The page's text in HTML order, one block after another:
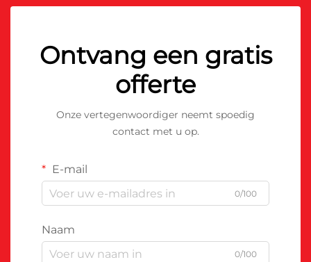
Ontvang een gratis
offerte
Onze vertegenwoordiger neemt spoedig
contact met u op.
E-mail
0/100
Naam
0/100